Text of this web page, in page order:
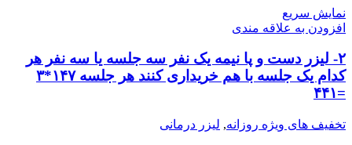
نمایش سریع
افزودن به علاقه مندی
۲- لیزر دست و پا نیمه یک نفر سه جلسه یا سه نفر هر
کدام یک جلسه با هم خریداری کنند هر جلسه ١۴٧*٣
=۴۴١
تخفیف های ویژه روزانه, لیزر درمانی